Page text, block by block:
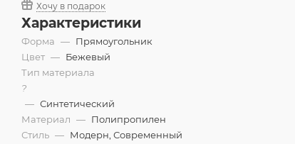
Хочу в подарок
Характеристики
Форма — Прямоугольник
Цвет — Бежевый
Тип материала
?
— Синтетический
Материал — Полипропилен
Стиль — Модерн, Современный